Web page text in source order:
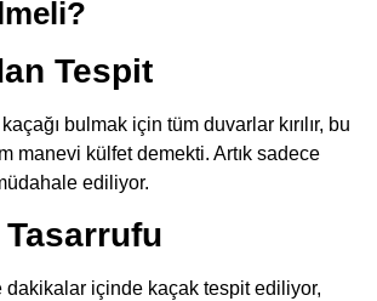
Tespit
bulmak için tüm duvarlar kırılır, bu
manevi külfet demekti. Artık sadece
ediliyor.
Tasarrufu
dakikalar içinde kaçak tespit ediliyor,